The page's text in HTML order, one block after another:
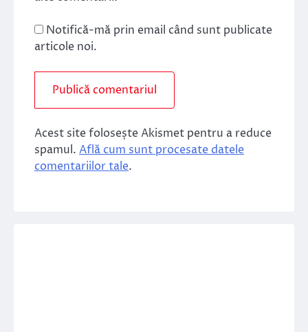
Notifică-mă prin email când sunt publicate
articole noi.
Acest site folosește Akismet pentru a reduce
spamul. Află cum sunt procesate datele
comentariilor tale.